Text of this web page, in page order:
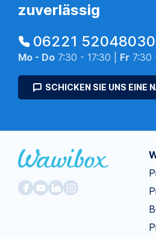
zuverlässig
06221 52048030
Mo - Do 7:30 - 17:30 | Fr 7:30
SCHICKEN SIE UNS EINE